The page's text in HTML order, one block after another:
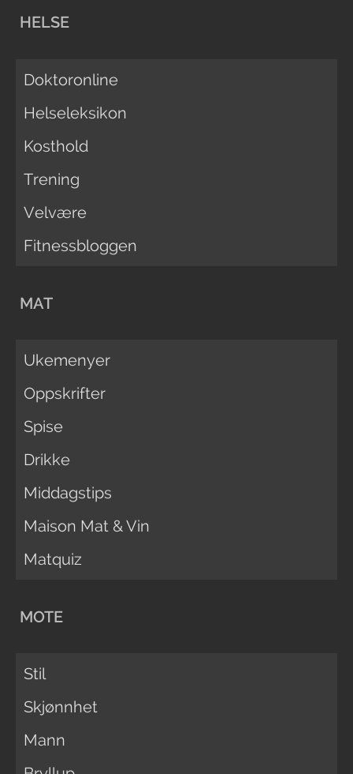
HELSE
Doktoronline
Helseleksikon
Kosthold
Trening
Velvære
Fitnessbloggen
MAT
Ukemenyer
Oppskrifter
Spise
Drikke
Middagstips
Maison Mat & Vin
Matquiz
MOTE
Stil
Skjønnhet
Mann